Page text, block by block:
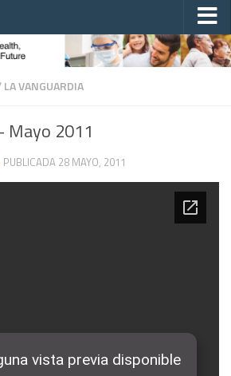
LA VANGUARDIA
Mayo 2011
· PUBLICADA 28 MAYO, 2011